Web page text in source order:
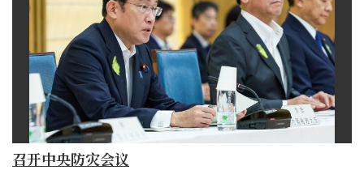
召开中央防灾会议